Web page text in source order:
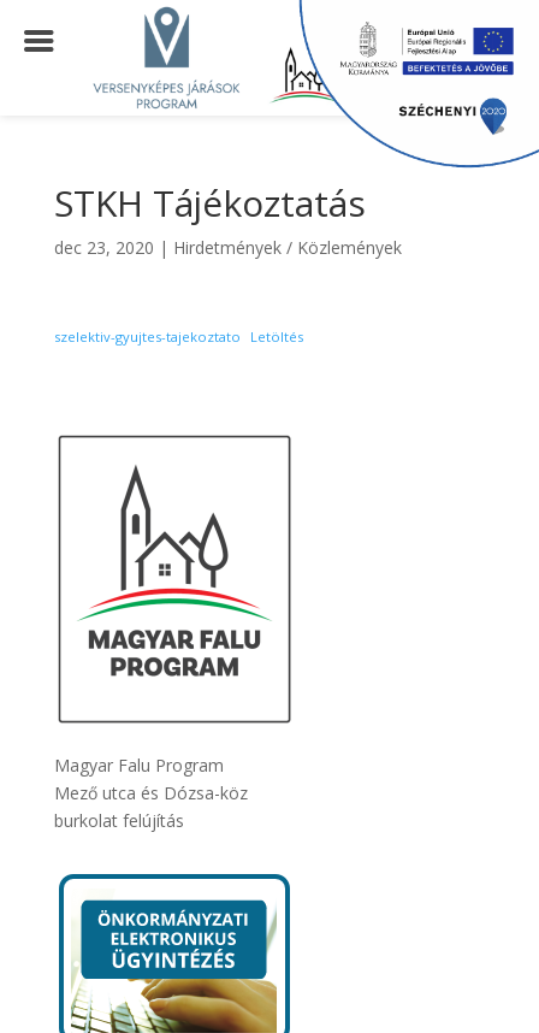
STKH Tájékoztatás
dec 23, 2020 | Hirdetmények / Közlemények
szelektiv-gyujtes-tajekoztato Letöltés
Magyar Falu Program
Mező utca és Dózsa-köz
burkolat felújítás